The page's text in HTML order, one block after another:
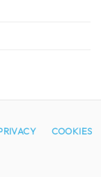
COOKIES